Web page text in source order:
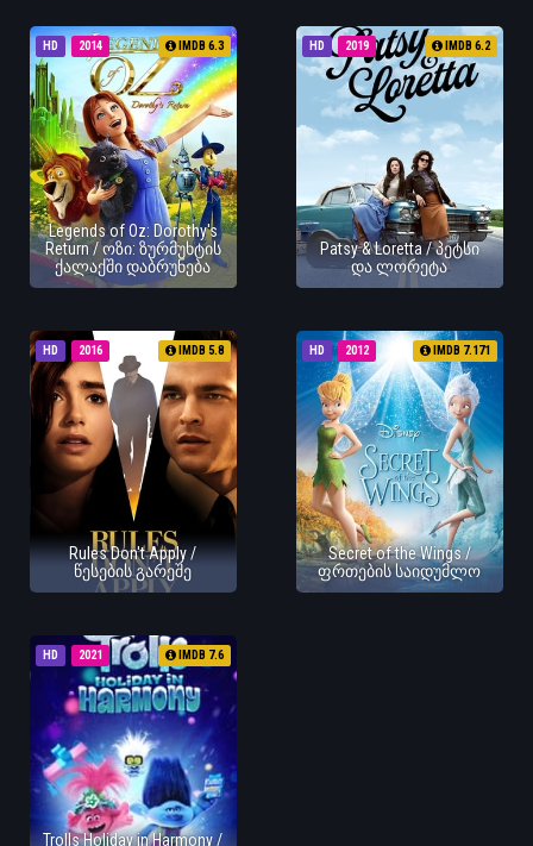
HD 2014 IMDB 6.3
Legends of Oz: Dorothy's
Return / ოზი: ზურმუხტის
ქალაქში დაბრუნება
HD 2019 IMDB 6.2
Patsy & Loretta / პეტსი
და ლორეტა
HD 2016 IMDB 5.8
Rules Don't Apply /
წესების გარეშე
HD 2012 IMDB 7.171
Secret of the Wings /
ფრთების საიდუმლო
HD 2021 IMDB 7.6
Trolls Holiday in Harmony /